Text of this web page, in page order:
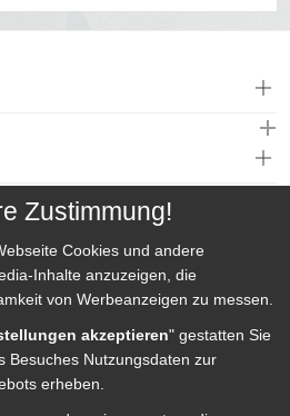
Zustimmung!
Cookies und andere
Inhalte anzuzeigen, die
von Werbeanzeigen zu messen.
akzeptieren" gestatten Sie
Besuches Nutzungsdaten zur
erheben.